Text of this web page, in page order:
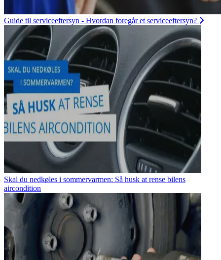
Guide til serviceeftersyn - Hvordan foregår et serviceeftersyn?
Skal du nedkøles i sommervarmen: Så husk at rense bilens
aircondition